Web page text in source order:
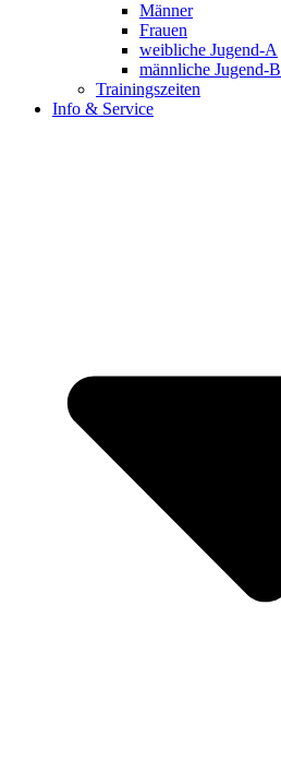
Männer
Frauen
weibliche Jugend-A
männliche Jugend-B
Trainingszeiten
Info & Service